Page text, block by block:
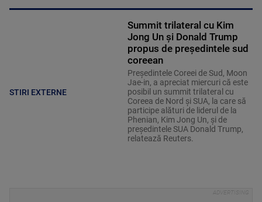
STIRI EXTERNE
Summit trilateral cu Kim
Jong Un şi Donald Trump
propus de președintele sud
coreean
Preşedintele Coreei de Sud, Moon
Jae-in, a apreciat miercuri că este
posibil un summit trilateral cu
Coreea de Nord şi SUA, la care să
participe alături de liderul de la
Phenian, Kim Jong Un, şi de
preşedintele SUA Donald Trump,
relatează Reuters.